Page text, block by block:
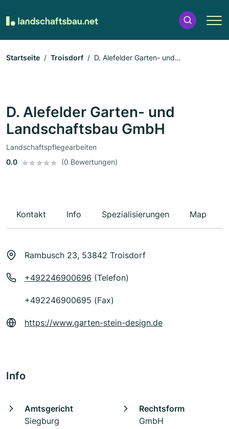
Startseite Troisdorf
D. Alefelder Garten- und
D. Alefelder Garten- und
Landschaftsbau GmbH
Landschaftspflegearbeiten
0.0
(0 Bewertungen)
Kontakt Info Spezialisierungen Map
Rambusch 23, 53842 Troisdorf
+492246900696 (Telefon)
+492246900695 (Fax)
https://www.garten-stein-design.de
Info
Amtsgericht
Siegburg
Rechtsform
GmbH